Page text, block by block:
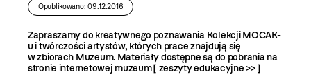
Opublikowano: 09.12.2016
Zapraszamy do kreatywnego poznawania Kolekcji MOCAK-
u i twórczości artystów, których prace znajdują się
w zbiorach Muzeum. Materiały dostępne są do pobrania na
stronie internetowej muzeum[ zeszyty edukacyjne >> ]